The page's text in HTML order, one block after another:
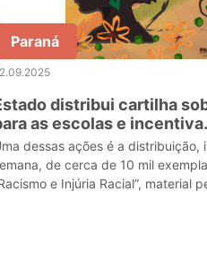
Paraná
distribui cartilha
as escolas e incentiva
dessas ações é a distribuição,
de cerca de 10 mil
e Injúria Racial”, material